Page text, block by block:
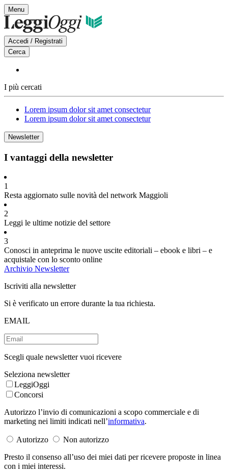
Vai
al
contenuto
Menu
Accedi / Registrati
Cerca
I più cercati
Lorem ipsum dolor sit amet consectetur
Lorem ipsum dolor sit amet consectetur
Newsletter
I vantaggi della newsletter
1
Resta aggiornato sulle novità del network Maggioli
2
Leggi le ultime notizie del settore
3
Conosci in anteprima le nuove uscite editoriali – ebook e libri – e
acquistale con lo sconto online
Archivio Newsletter
Iscriviti alla newsletter
Si è verificato un errore durante la tua richiesta.
EMAIL
Scegli quale newsletter vuoi ricevere
Seleziona newsletter
LeggiOggi
Concorsi
Autorizzo l’invio di comunicazioni a scopo commerciale e di
marketing nei limiti indicati nell’informativa.
Autorizzo
Non autorizzo
Presto il consenso all’uso dei miei dati per ricevere proposte in linea
con i miei interessi.